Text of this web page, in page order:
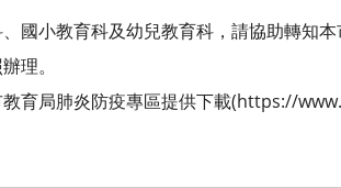
國小教育科及幼兒教育科，請協助轉知
理。
教育局肺炎防疫專區提供下載(https://